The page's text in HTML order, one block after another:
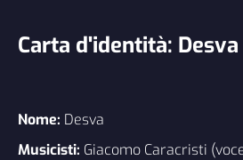
Carta d'identità: Desva
Nome: Desva
Musicisti: Giacomo Caracristi